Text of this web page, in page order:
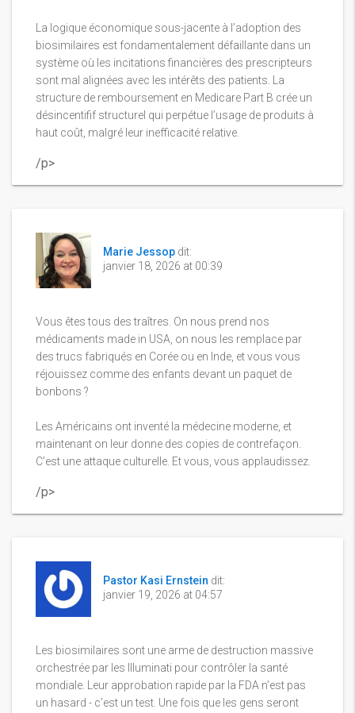
La logique économique sous-jacente à l’adoption des
biosimilaires est fondamentalement défaillante dans un
système où les incitations financières des prescripteurs
sont mal alignées avec les intérêts des patients. La
structure de remboursement en Medicare Part B crée un
désincentifif structurel qui perpétue l’usage de produits à
haut coût, malgré leur inefficacité relative.
/p>
Marie Jessop dit:
janvier 18, 2026 at 00:39
Vous êtes tous des traîtres. On nous prend nos
médicaments made in USA, on nous les remplace par
des trucs fabriqués en Corée ou en Inde, et vous vous
réjouissez comme des enfants devant un paquet de
bonbons ?
Les Américains ont inventé la médecine moderne, et
maintenant on leur donne des copies de contrefaçon.
C’est une attaque culturelle. Et vous, vous applaudissez.
/p>
Pastor Kasi Ernstein dit:
janvier 19, 2026 at 04:57
Les biosimilaires sont une arme de destruction massive
orchestrée par les Illuminati pour contrôler la santé
mondiale. Leur approbation rapide par la FDA n’est pas
un hasard - c’est un test. Une fois que les gens seront